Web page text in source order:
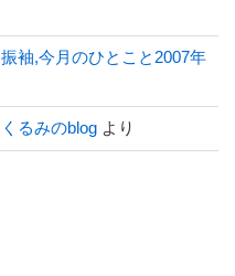
振袖,今月のひとこと2007年
くるみのblog より